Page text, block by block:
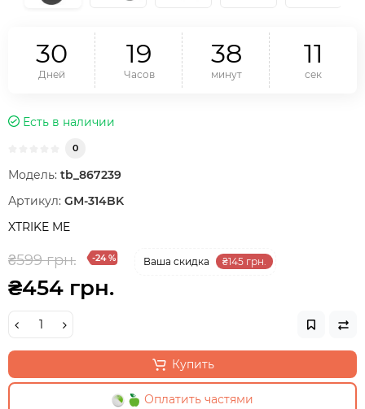
30
Дней
19
Часов
38
минут
10
сек
Есть в наличии
0
Модель: tb_867239
Артикул: GM-314BK
XTRIKE ME
₴599 грн. -24 % Ваша cкидка ₴145 грн.
₴454 грн.
Купить
Оплатить частями